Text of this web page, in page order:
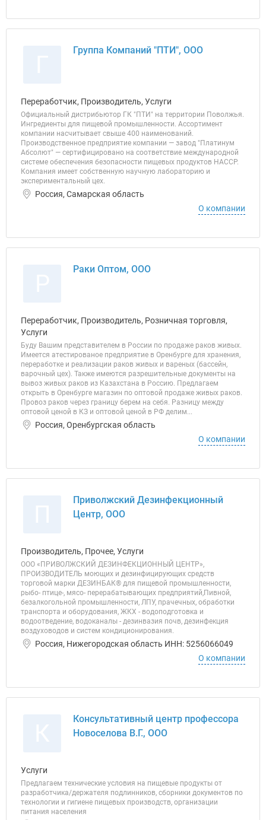
Группа Компаний "ПТИ", ООО
Переработчик, Производитель, Услуги
Официальный дистрибьютор ГК "ПТИ" на территории Поволжья.
Ингредиенты для пищевой промышленности. Ассортимент
компании насчитывает свыше 400 наименований.
Производственное предприятие компании — завод "Платинум
Абсолют" — сертифицировано на соответствие международной
системе обеспечения безопасности пищевых продуктов НАССР.
Компания имеет собственную научную лабораторию и
экспериментальный цех.
Россия, Самарская область
О компании
Раки Оптом, ООО
Переработчик, Производитель, Розничная торговля,
Услуги
Буду Вашим представителем в России по продаже раков живых.
Имеется атестированое предприятие в Оренбурге для хранения,
переработке и реализации раков живых и вареных (бассейн,
варочный цех). Также имеются разрешительные документы на
вывоз живых раков из Казахстана в Россию. Предлагаем
открыть в Оренбурге магазин по оптовой продаже живых раков.
Провоз раков через границу берем на себя. Разницу между
оптовой ценой в КЗ и оптовой ценой в РФ делим...
Россия, Оренбургская область
О компании
Приволжский Дезинфекционный
Центр, ООО
Производитель, Прочее, Услуги
ООО «ПРИВОЛЖСКИЙ ДЕЗИНФЕКЦИОННЫЙ ЦЕНТР»,
ПРОИЗВОДИТЕЛЬ моющих и дезинфицирующих средств
торговой марки ДЕЗИНБАК® для пищевой промышленности,
рыбо- птице-, мясо- перерабатывающих предприятий,Пивной,
безалкогольной промышленности, ЛПУ, прачечных, обработки
транспорта и оборудования, ЖКХ - водоподготовка и
водоотведение, водоканалы - дезинвазия почв, дезинфекция
воздуховодов и систем кондиционирования.
Россия, Нижегородская область ИНН: 5256066049
О компании
Консультативный центр профессора
Новоселова В.Г., ООО
Услуги
Предлагаем технические условия на пищевые продукты от
разработчика/держателя подлинников, сборники документов по
технологии и гигиене пищевых производств, организации
питания населения